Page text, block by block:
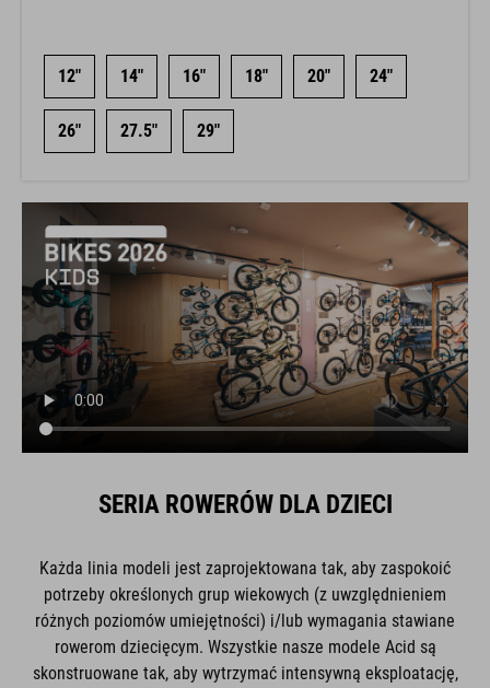
12" 14" 16" 18" 20" 24"
26" 27.5" 29"
SERIA ROWERÓW DLA DZIECI
Każda linia modeli jest zaprojektowana tak, aby zaspokoić
potrzeby określonych grup wiekowych (z uwzględnieniem
różnych poziomów umiejętności) i/lub wymagania stawiane
rowerom dziecięcym. Wszystkie nasze modele Acid są
skonstruowane tak, aby wytrzymać intensywną eksploatację,